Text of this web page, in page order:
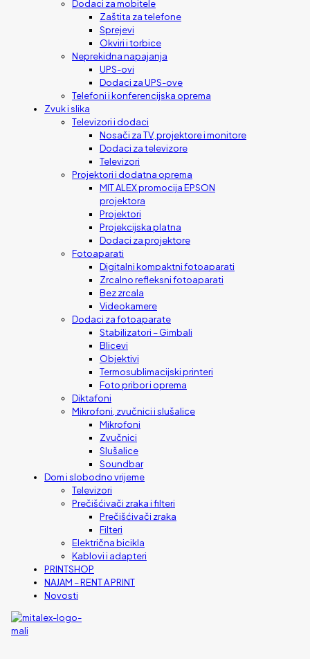
Dodaci za mobitele
Zaštita za telefone
Sprejevi
Okviri i torbice
Neprekidna napajanja
UPS-ovi
Dodaci za UPS-ove
Telefoni i konferencijska oprema
Zvuk i slika
Televizori i dodaci
Nosači za TV, projektore i monitore
Dodaci za televizore
Televizori
Projektori i dodatna oprema
MIT ALEX promocija EPSON
projektora
Projektori
Projekcijska platna
Dodaci za projektore
Fotoaparati
Digitalni kompaktni fotoaparati
Zrcalno refleksni fotoaparati
Bez zrcala
Videokamere
Dodaci za fotoaparate
Stabilizatori – Gimbali
Blicevi
Objektivi
Termosublimacijski printeri
Foto pribor i oprema
Diktafoni
Mikrofoni, zvučnici i slušalice
Mikrofoni
Zvučnici
Slušalice
Soundbar
Dom i slobodno vrijeme
Televizori
Prečišćivači zraka i filteri
Prečišćivači zraka
Filteri
Električna bicikla
Kablovi i adapteri
PRINTSHOP
NAJAM – RENT A PRINT
Novosti